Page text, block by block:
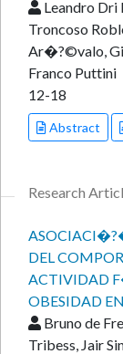
Leandro Dri
Troncoso
Ar�?©valo,
Franco Puttini
12-18
Abstract
Research
DEL
ACTIVIDAD
OBESIDAD
Bruno de
Tribess, Jair